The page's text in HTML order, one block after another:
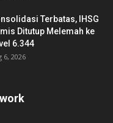
Terbatas, IHSG
Ditutup Melemah ke
6.344
6, 2026